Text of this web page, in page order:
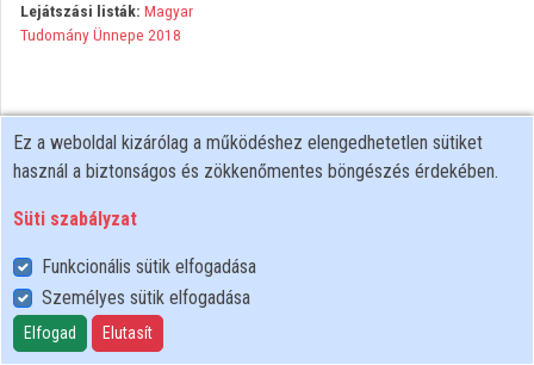
Lejátszási listák: Magyar
Tudomány Ünnepe 2018
Felhasználói szabályzat
Adatkezelési tájékoztató
Süti szabályzat
Ez a weboldal kizárólag a működéshez elengedhetetlen sütiket
használ a biztonságos és zökkenőmentes böngészés érdekében.
Süti szabályzat
Funkcionális sütik elfogadása
Személyes sütik elfogadása
Elfogad Elutasít